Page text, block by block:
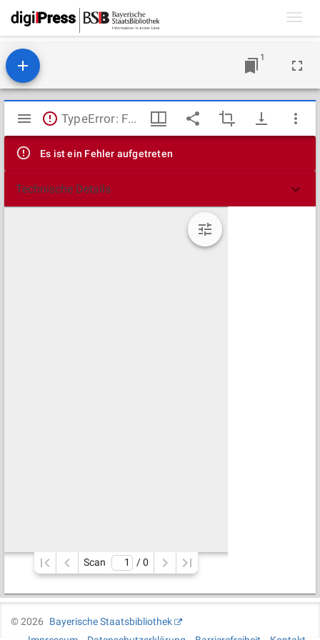
1
Mirador
Viewer
TypeError: Failed to fetch
Es ist ein Fehler aufgetreten
Technische Details
Scan / 0
©2026
Bayerische Staatsbibliothek